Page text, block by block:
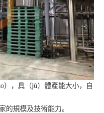
，具（jù）體產能大小，自
規模及技術能力。